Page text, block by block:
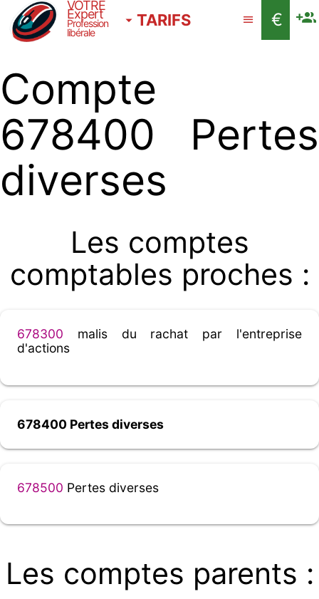
VOTRE
Expert
Profession
libérale
TARIFS €
Compte
678400 Pertes
diverses
Les comptes
comptables proches :
678300 malis du rachat par l'entreprise
d'actions
678400 Pertes diverses
678500 Pertes diverses
Les comptes parents :